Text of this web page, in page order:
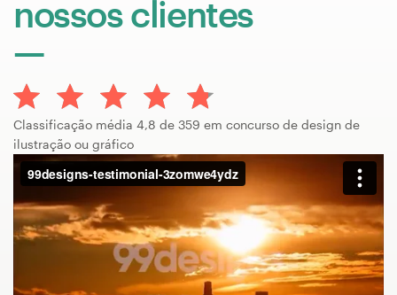
nossos clientes
Classificação média 4,8 de 359 em concurso de design de
ilustração ou gráfico
99designs Pro
Serviços
de
design
Concursos de designs
Projetos 1-para-1
Encontre um designer